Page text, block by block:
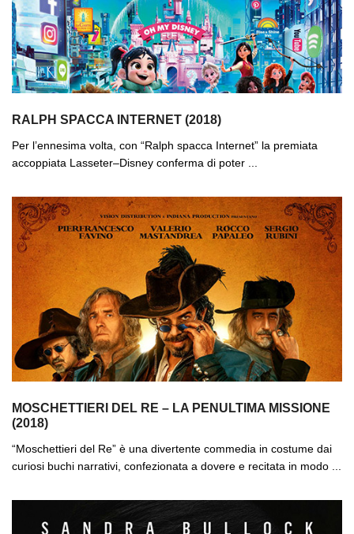
RALPH SPACCA INTERNET (2018)
Per l’ennesima volta, con “Ralph spacca Internet” la premiata
accoppiata Lasseter–Disney conferma di poter ...
MOSCHETTIERI DEL RE – LA PENULTIMA MISSIONE
(2018)
“Moschettieri del Re” è una divertente commedia in costume dai
curiosi buchi narrativi, confezionata a dovere e recitata in modo ...